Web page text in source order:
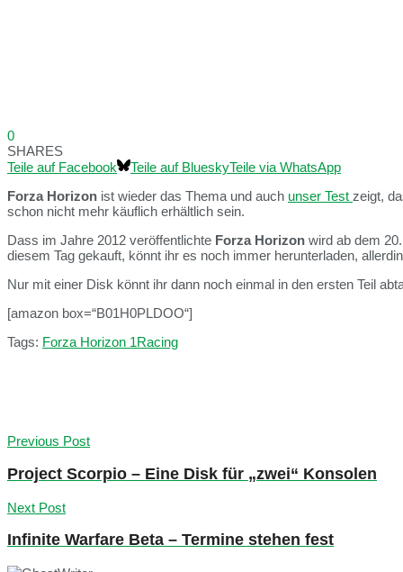
0
SHARES
Teile auf Facebook
Teile auf BlueskyTeile via WhatsApp
Forza Horizon ist wieder das Thema und auch unser Test zeigt,
schon nicht mehr käuflich erhältlich sein.
Dass im Jahre 2012 veröffentlichte Forza Horizon wird ab dem
diesem Tag gekauft, könnt ihr es noch immer herunterladen,
Nur mit einer Disk könnt ihr dann noch einmal in den ersten Teil
[amazon box=“B01H0PLDOO“]
Tags: Forza Horizon 1Racing
Previous Post
Project Scorpio – Eine Disk für „zwei“ Konsolen
Next Post
Infinite Warfare Beta – Termine stehen fest